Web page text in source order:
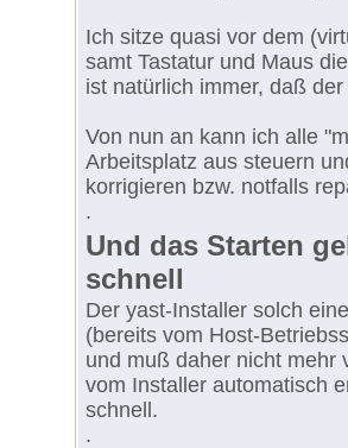
Ich sitze quasi vor dem
samt Tastatur und Maus
ist natürlich immer, daß
Von nun an kann ich alle
Arbeitsplatz aus steuern
korrigieren bzw. notfalls
.
Und das Starten
schnell
Der yast-Installer solch
(bereits vom Host-
und muß daher nicht mehr
vom Installer automatisch
schnell.
.